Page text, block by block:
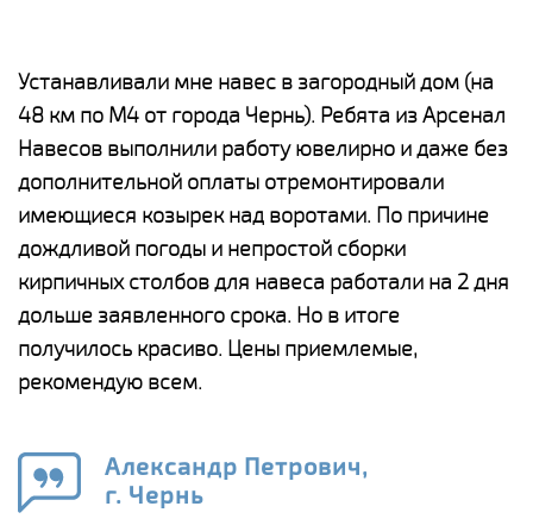
Устанавливали мне навес в загородный дом (на
48 км по М4 от города Чернь). Ребята из Арсенал
Навесов выполнили работу ювелирно и даже без
дополнительной оплаты отремонтировали
имеющиеся козырек над воротами. По причине
дождливой погоды и непростой сборки
кирпичных столбов для навеса работали на 2 дня
дольше заявленного срока. Но в итоге
получилось красиво. Цены приемлемые,
рекомендую всем.
Александр Петрович,
г. Чернь